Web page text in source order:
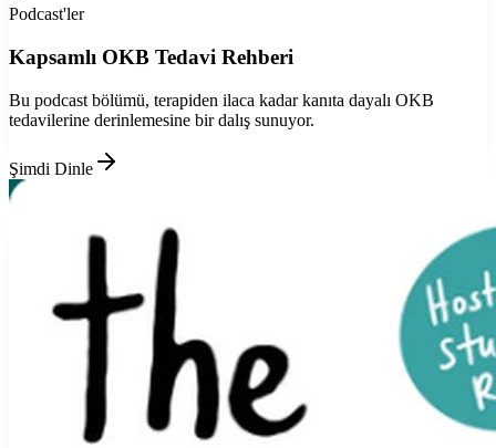
Podcast'ler
Kapsamlı OKB Tedavi Rehberi
Bu podcast bölümü, terapiden ilaca kadar kanıta dayalı OKB
tedavilerine derinlemesine bir dalış sunuyor.
Şimdi Dinle